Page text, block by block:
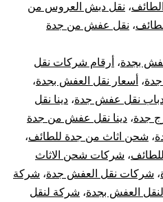
، نقل دبش العروس من
، نقل عفش من جدة
بجدة، أرقام شركات نقل
، أسعار نقل العفش بجدة،
نقل عفش جدة، دينا نقل
جدة، دينا نقل عفش من جدة
، شحن اثاث من جدة للطائف،
، شركات شحن الاثاث
، شركات نقل العفش جدة، شركة
العفش بجدة، شركة لنقل